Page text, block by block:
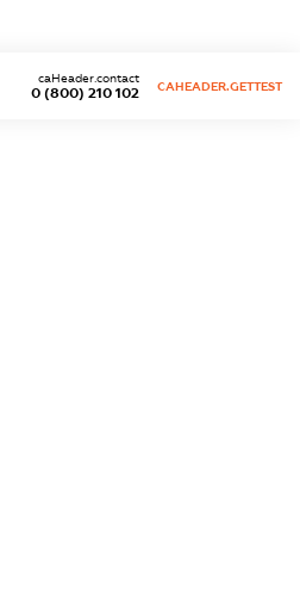
0 (800) 210 102
caHeader.contact
CAHEADER.GETTEST